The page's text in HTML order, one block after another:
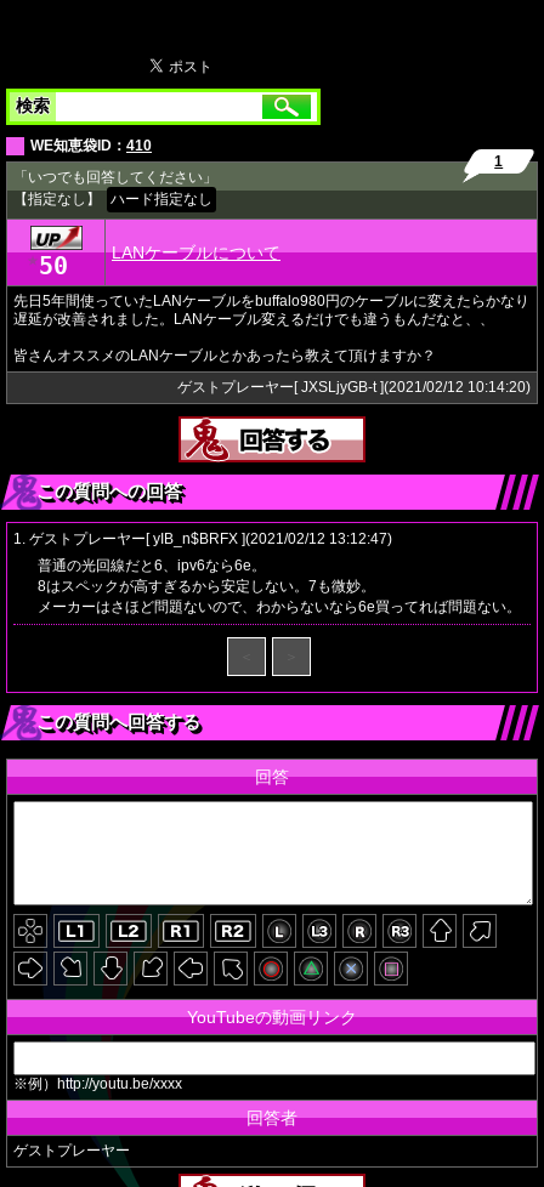
検索
WE知恵袋ID： 410
「いつでも回答してください」
【指定なし】
ハード指定なし
1
★ 50 LANケーブルについて
先日5年間使っていたLANケーブルをbuffalo980円のケーブルに変えたらかなり
遅延が改善されました。LANケーブル変えるだけでも違うもんだなと、、
皆さんオススメのLANケーブルとかあったら教えて頂けますか？
ゲストプレーヤー[ JXSLjyGB-t ](2021/02/12 10:14:20)
この質問への回答
1. ゲストプレーヤー[ yIB_n$BRFX ](2021/02/12 13:12:47)
普通の光回線だと6、ipv6なら6e。
8はスペックが高すぎるから安定しない。7も微妙。
メーカーはさほど問題ないので、わからないなら6e買ってれば問題ない。
この質問へ回答する
回答
YouTubeの動画リンク
※例）http://youtu.be/xxxx
回答者
ゲストプレーヤー